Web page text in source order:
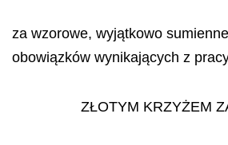
za wzorowe, wyjątkowo
obowiązków wynikających z
ZŁOTYM KRZYŻEM